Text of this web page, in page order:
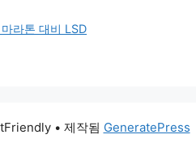
라톤 대비 LSD
• 제작됨 GeneratePress